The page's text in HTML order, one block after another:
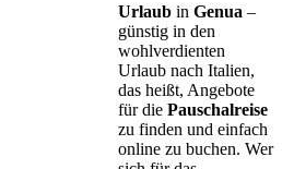
Urlaub in Genua –
günstig in den
wohlverdienten
Urlaub nach Italien,
das heißt, Angebote
für die Pauschalreise
zu finden und einfach
online zu buchen. Wer